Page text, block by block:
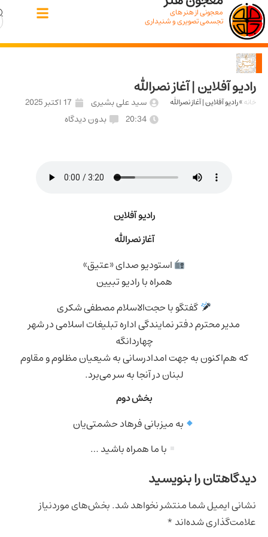
معجونی از هنر های
تجسمی تصویری و شنیداری
آفلاین | آغاز نصرالله
رادیو آفلاین | آغاز نصرالله سید علی بشیری
17 اکتبر 2025
20:34
بدون دیدگاه
رادیو آفلاین
آغاز نصرالله
استودیو صدای «عتیق»
همراه با رادیو تبیین
گفتگو با حجت‌الاسلام مصطفی شکری
محترم دفتر نمایندگی اداره تبلیغات اسلامی در شهر
چهاردانگه
به جهت امدادرسانی به شیعیان مظلوم و مقاوم
لبنان در آنجا به سر می‌برد.
بخش دوم
به ميزبانی فرهاد حشمتی‌یان
با ما همراه باشید …
را بنویسید
ایمیل شما منتشر نخواهد شد.بخش‌های موردنیاز
شده‌اند*